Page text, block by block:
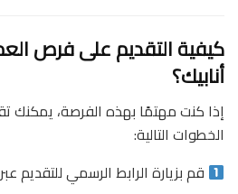
كيفية التقديم على فرص
أنابيك؟
إذا كنت مهتمًا بهذه الفرصة، يمكنك
الخطوات التالية:
قم بزيارة الرابط الرسمي للتقديم